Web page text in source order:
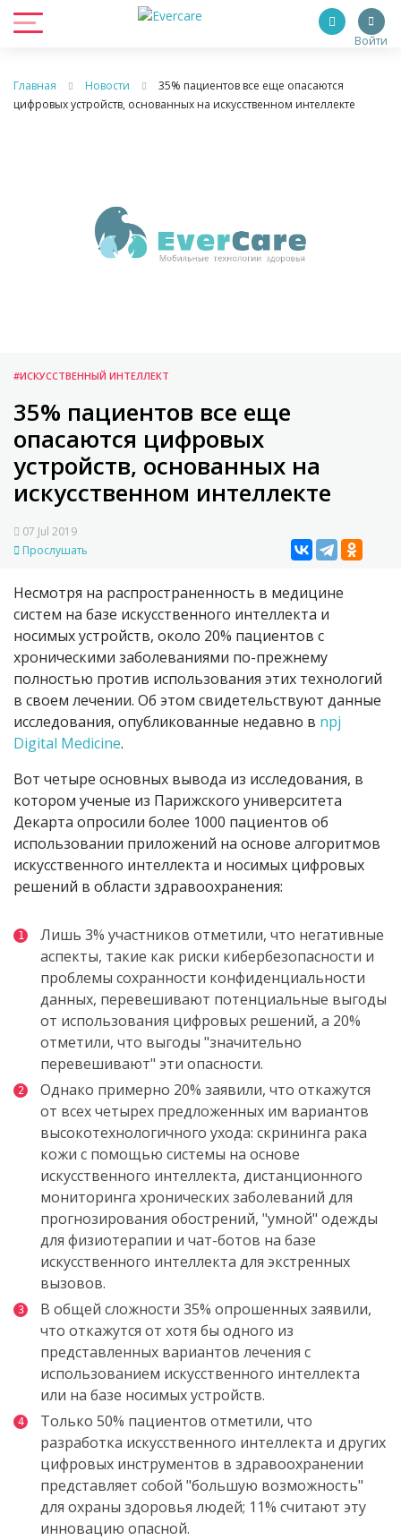
Войти
Главная Новости
35% пациентов все еще опасаются
цифровых устройств, основанных на искусственном интеллекте
#ИСКУССТВЕННЫЙ ИНТЕЛЛЕКТ
35% пациентов все еще
опасаются цифровых
устройств, основанных на
искусственном интеллекте
07 Jul 2019
Прослушать
Несмотря на распространенность в медицине
систем на базе искусственного интеллекта и
носимых устройств, около 20% пациентов с
хроническими заболеваниями по-прежнему
полностью против использования этих технологий
в своем лечении. Об этом свидетельствуют данные
исследования, опубликованные недавно в npj
Digital Medicine.
Вот четыре основных вывода из исследования, в
котором ученые из Парижского университета
Декарта опросили более 1000 пациентов об
использовании приложений на основе алгоритмов
искусственного интеллекта и носимых цифровых
решений в области здравоохранения:
Лишь 3% участников отметили, что негативные
аспекты, такие как риски кибербезопасности и
проблемы сохранности конфиденциальности
данных, перевешивают потенциальные выгоды
от использования цифровых решений, а 20%
отметили, что выгоды "значительно
перевешивают" эти опасности.
Однако примерно 20% заявили, что откажутся
от всех четырех предложенных им вариантов
высокотехнологичного ухода: скрининга рака
кожи с помощью системы на основе
искусственного интеллекта, дистанционного
мониторинга хронических заболеваний для
прогнозирования обострений, "умной" одежды
для физиотерапии и чат-ботов на базе
искусственного интеллекта для экстренных
вызовов.
В общей сложности 35% опрошенных заявили,
что откажутся от хотя бы одного из
представленных вариантов лечения с
использованием искусственного интеллекта
или на базе носимых устройств.
Только 50% пациентов отметили, что
разработка искусственного интеллекта и других
цифровых инструментов в здравоохранении
представляет собой "большую возможность"
для охраны здоровья людей; 11% считают эту
инновацию опасной.